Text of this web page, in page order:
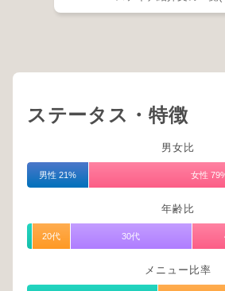
ステータス・特徴
男女比
男性 21% 女性
年齢比
20代 30代
メニュー比率